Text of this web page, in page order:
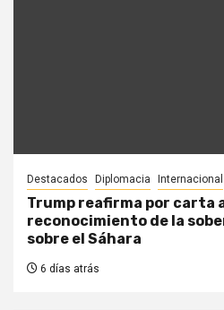
Destacados Diplomacia Internacional
Trump reafirma por carta
reconocimiento de la
sobre el Sáhara
6 días atrás